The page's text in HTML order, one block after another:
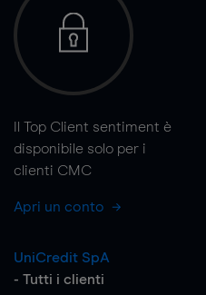
Il Top Client sentiment è
disponibile solo per i
clienti CMC
Apri un conto
UniCredit SpA
- Tutti i clienti